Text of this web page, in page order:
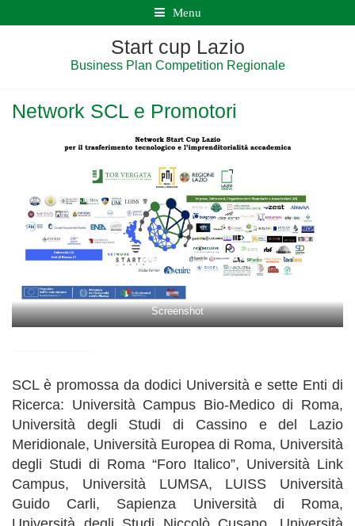
Menu
Start cup Lazio
Business Plan Competition Regionale
Network SCL e Promotori
Screenshot
SCL è promossa da dodici Università e sette Enti di
Ricerca: Università Campus Bio-Medico di Roma,
Università degli Studi di Cassino e del Lazio
Meridionale, Università Europea di Roma, Università
degli Studi di Roma “Foro Italico”, Università Link
Campus, Università LUMSA, LUISS Università
Guido Carli, Sapienza Università di Roma,